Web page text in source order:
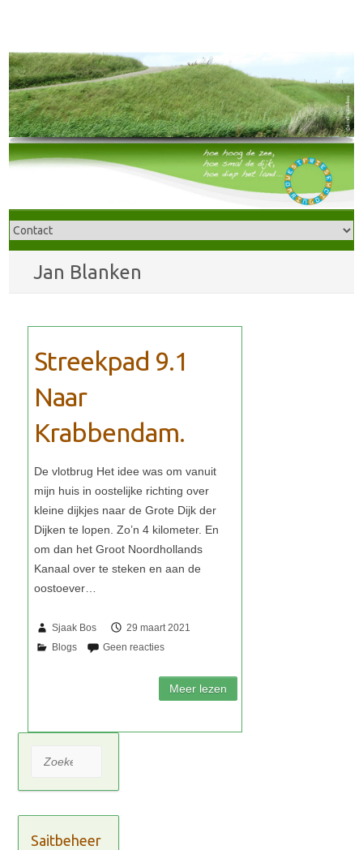
Jan Blanken
Streekpad 9.1
Naar
Krabbendam.
Sjaak Bos 29 maart 2021
Zoeken
Saitbeheer